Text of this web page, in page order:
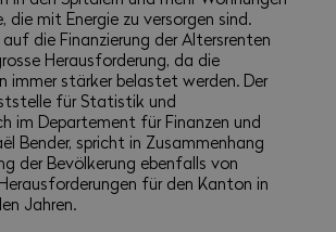
die mit Energie zu versorgen sind.
die Finanzierung der Altersrenten
Herausforderung, da die
immer stärker belastet werden. Der
für Statistik und
im Departement für Finanzen und
Bender, spricht in Zusammenhang
der Bevölkerung ebenfalls von
für den Kanton in
Jahren.